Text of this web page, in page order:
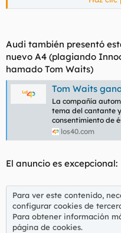
Aceptar cookies de
Audi también presentó
nuevo A4 (plagiando
hamado Tom Waits)
Tom Waits gana una batalla
La compañía
tema del cantante
consentimiento de
los40.com
El anuncio es excepcional:
Para ver este contenido,
configurar cookies de
Para obtener información
página de cookies.